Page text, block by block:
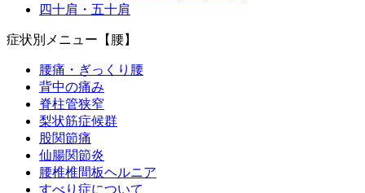
四十肩・五十肩
症状別メニュー【腰】
腰痛・ぎっくり腰
背中の痛み
脊柱管狭窄
梨状筋症候群
股関節痛
仙腸関節炎
腰椎椎間板ヘルニア
すべり症について